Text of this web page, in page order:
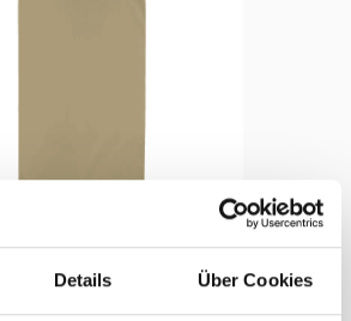
Details Über Cookies
für Kleider